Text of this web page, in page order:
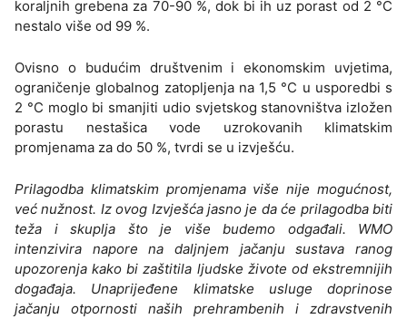
koraljnih grebena za 70-90 %, dok bi ih uz porast od 2 °C
nestalo više od 99 %.
Ovisno o budućim društvenim i ekonomskim uvjetima,
ograničenje globalnog zatopljenja na 1,5 °C u usporedbi s
2 °C moglo bi smanjiti udio svjetskog stanovništva izložen
porastu nestašica vode uzrokovanih klimatskim
promjenama za do 50 %, tvrdi se u izvješću.
Prilagodba klimatskim promjenama više nije mogućnost,
već nužnost. Iz ovog Izvješća jasno je da će prilagodba biti
teža i skuplja što je više budemo odgađali. WMO
intenzivira napore na daljnjem jačanju sustava ranog
upozorenja kako bi zaštitila ljudske živote od ekstremnijih
događaja. Unaprijeđene klimatske usluge doprinose
jačanju otpornosti naših prehrambenih i zdravstvenih